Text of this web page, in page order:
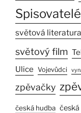
Spisovatelé
světová literatura
světový film
Ulice Vojevůdci
zpěvačky
česká hudba